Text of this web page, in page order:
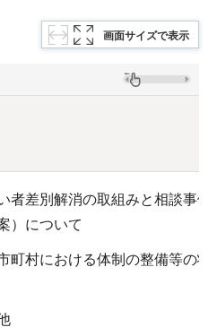
画面サイズで表示
者差別解消の取組みと相談事例
）について
町村における体制の整備等の状